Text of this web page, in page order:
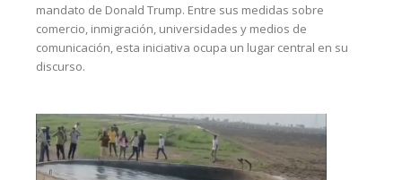
mandato de Donald Trump. Entre sus medidas sobre
comercio, inmigración, universidades y medios de
comunicación, esta iniciativa ocupa un lugar central en su
discurso.